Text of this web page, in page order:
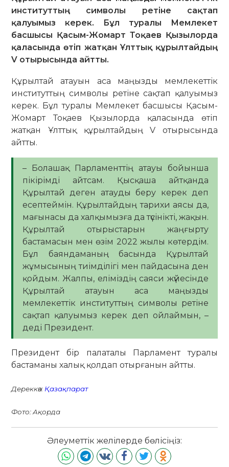
институттың символы ретіне сақтап
қалуымыз керек. Бұл туралы Мемлекет
басшысы Қасым-Жомарт Тоқаев Қызылорда
қаласында өтіп жатқан Ұлттық құрылтайдың
V отырысында айтты.
Құрылтай атауын аса маңызды мемлекеттік
институттың символы ретіне сақтап қалуымыз
керек. Бұл туралы Мемлекет басшысы Қасым-
Жомарт Тоқаев Қызылорда қаласында өтіп
жатқан Ұлттық құрылтайдың V отырысында
айтты.
– Болашақ Парламенттің атауы бойынша
пікірімді айтсам. Қысқаша айтқанда
Құрылтай деген атауды беру керек деп
есептеймін. Құрылтайдың тарихи аясы да,
мағынасы да халқымызға да түсінікті, жақын.
Құрылтай отырыстарын жаңғырту
бастамасын мен өзім 2022 жылы көтердім.
Бұл баяндаманың басында Құрылтай
жұмысының тиімділігі мен пайдасына ден
қойдым. Жалпы, еліміздің саяси жүйесінде
Құрылтай атауын аса маңызды
мемлекеттік институттың символы ретіне
сақтап қалуымыз керек деп ойлаймын, –
деді Президент.
Президент бір палаталы Парламент туралы
бастаманы халық қолдап отырғанын айтты.
Дереккөз: Қазақпарат
Фото: Ақорда
Әлеуметтік желілерде бөлісіңіз: